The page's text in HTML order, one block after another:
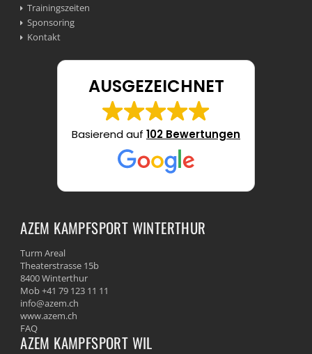
Trainingszeiten
Sponsoring
Kontakt
AUSGEZEICHNET
Basierend auf 102 Bewertungen
AZEM KAMPFSPORT WINTERTHUR
Turm Areal
Theaterstrasse 15b
8400 Winterthur
Mob +41 79 123 11 11
info@azem.ch
www.azem.ch
FAQ
AZEM KAMPFSPORT WIL